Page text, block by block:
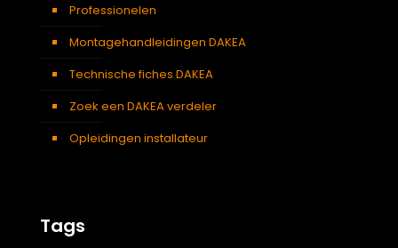
Professionelen
Montagehandleidingen DAKEA
Technische fiches DAKEA
Zoek een DAKEA verdeler
Opleidingen installateur
Tags